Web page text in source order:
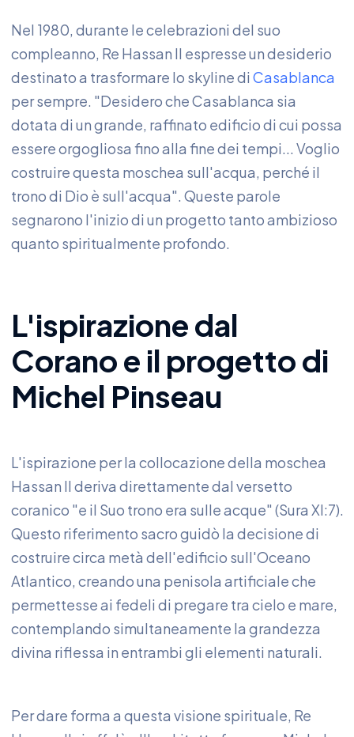
Nel 1980, durante le celebrazioni del suo
compleanno, Re Hassan II espresse un desiderio
destinato a trasformare lo skyline di Casablanca
per sempre. "Desidero che Casablanca sia
dotata di un grande, raffinato edificio di cui possa
essere orgogliosa fino alla fine dei tempi... Voglio
costruire questa moschea sull'acqua, perché il
trono di Dio è sull'acqua". Queste parole
segnarono l'inizio di un progetto tanto ambizioso
quanto spiritualmente profondo.
L'ispirazione dal
Corano e il progetto di
Michel Pinseau
L'ispirazione per la collocazione della moschea
Hassan II deriva direttamente dal versetto
coranico "e il Suo trono era sulle acque" (Sura XI:7).
Questo riferimento sacro guidò la decisione di
costruire circa metà dell'edificio sull'Oceano
Atlantico, creando una penisola artificiale che
permettesse ai fedeli di pregare tra cielo e mare,
contemplando simultaneamente la grandezza
divina riflessa in entrambi gli elementi naturali.
Per dare forma a questa visione spirituale, Re